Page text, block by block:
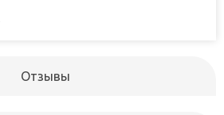
Отзывы